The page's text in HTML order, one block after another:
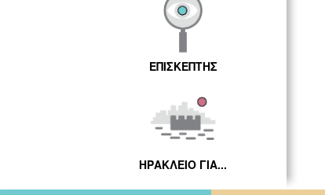
ΕΠΙΣΚΕΠΤΗΣ
ΗΡΑΚΛΕΙΟ ΓΙΑ...